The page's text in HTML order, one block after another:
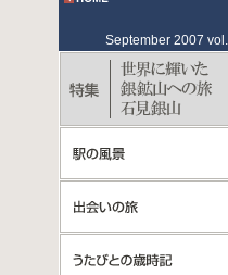
September 2007